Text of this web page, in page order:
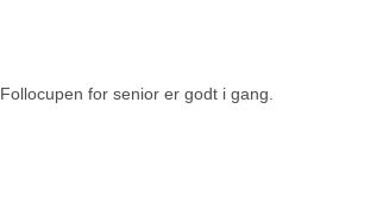
Follocupen for senior er godt i gang.